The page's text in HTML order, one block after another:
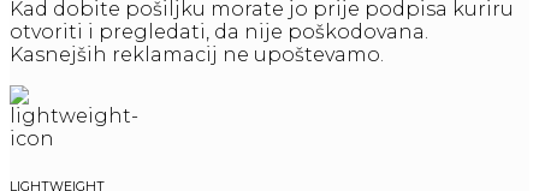
Kad dobite pošiljku morate jo prije podpisa kuriru
otvoriti i pregledati, da nije poškodovana.
Kasnejših reklamacij ne upoštevamo.
LIGHTWEIGHT